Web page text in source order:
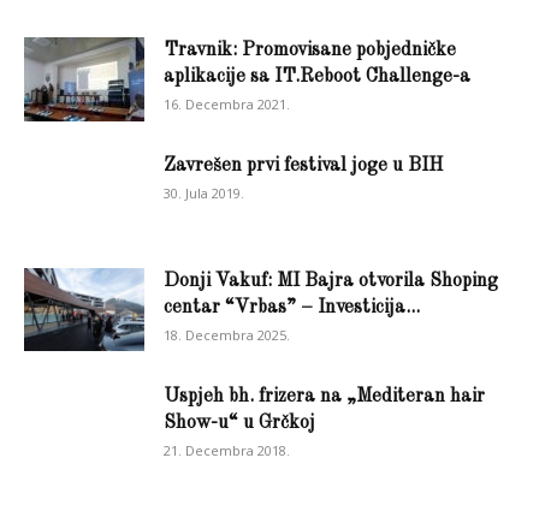
Travnik: Promovisane pobjedničke
aplikacije sa IT.Reboot Challenge-a
16. Decembra 2021.
Zavrešen prvi festival joge u BIH
30. Jula 2019.
Donji Vakuf: MI Bajra otvorila Shoping
centar “Vrbas” – Investicija...
18. Decembra 2025.
Uspjeh bh. frizera na „Mediteran hair
Show-u“ u Grčkoj
21. Decembra 2018.